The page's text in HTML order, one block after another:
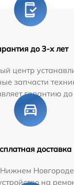
до 3-х лет
центр
запчасти
гарантию до
доставка
Новгороде
на